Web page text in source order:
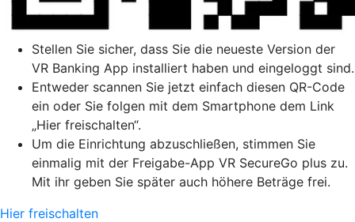
Stellen Sie sicher, dass Sie die neueste Version der
VR Banking App installiert haben und eingeloggt sind.
Entweder scannen Sie jetzt einfach diesen QR-Code
ein oder Sie folgen mit dem Smartphone dem Link
„Hier freischalten“.
Um die Einrichtung abzuschließen, stimmen Sie
einmalig mit der Freigabe-App VR SecureGo plus zu.
Mit ihr geben Sie später auch höhere Beträge frei.
Hier freischalten